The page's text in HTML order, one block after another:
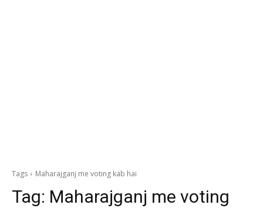
Tags Maharajganj me voting kab hai
Tag: Maharajganj me voting